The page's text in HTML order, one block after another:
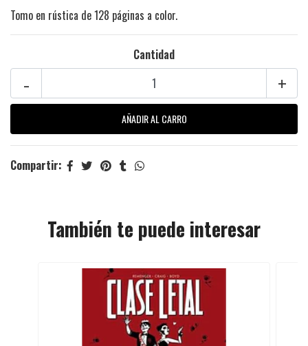
Tomo en rústica de 128 páginas a color.
Cantidad
+
-
Compartir:
También te puede interesar